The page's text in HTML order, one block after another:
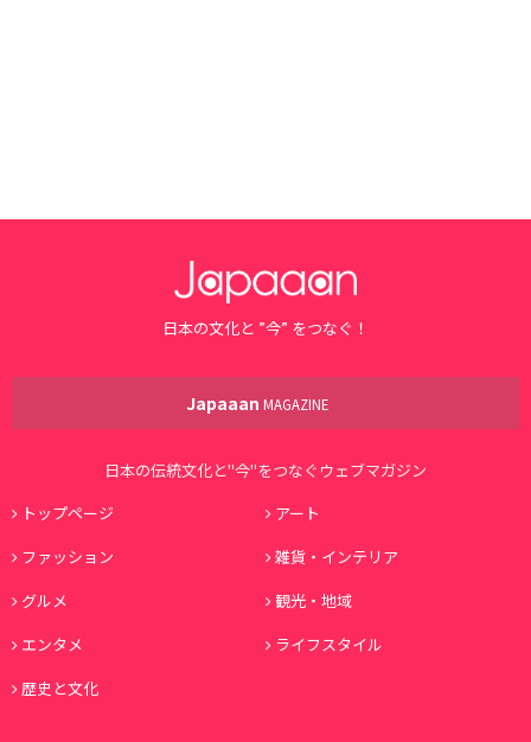
日本の文化と ”今” をつなぐ！
Japaaan MAGAZINE
日本の伝統文化と"今"をつなぐウェブマガジン
トップページ
アート
ファッション
雑貨・インテリア
グルメ
観光・地域
エンタメ
ライフスタイル
歴史と文化